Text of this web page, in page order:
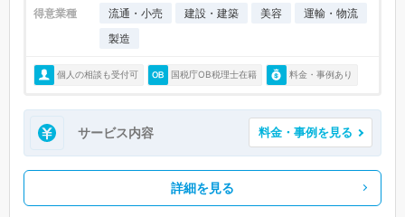
得意業種 流通・小売 建設・建築 美容
運輸・物流
製造
個人の相談も受付可 国税庁OB税理士在籍 料金・事例あり
サービス内容 料金・事例を見る
詳細を見る